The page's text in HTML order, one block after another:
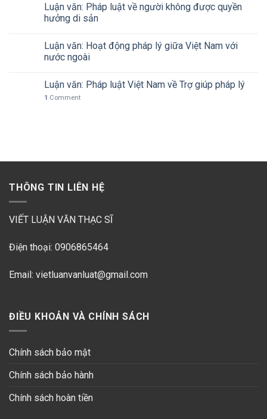
Luận văn: Pháp luật về người không được quyền
hưởng di sản
Luận văn: Hoạt động pháp lý giữa Việt Nam với
nước ngoài
Luận văn: Pháp luật Việt Nam về Trợ giúp pháp lý
1 Comment
THÔNG TIN LIÊN HỆ
VIẾT LUẬN VĂN THẠC SĨ
Điện thoại: 0906865464
Email: vietluanvanluat@gmail.com
ĐIỀU KHOẢN VÀ CHÍNH SÁCH
Chính sách bảo mật
Chính sách bảo hành
Chính sách hoàn tiền